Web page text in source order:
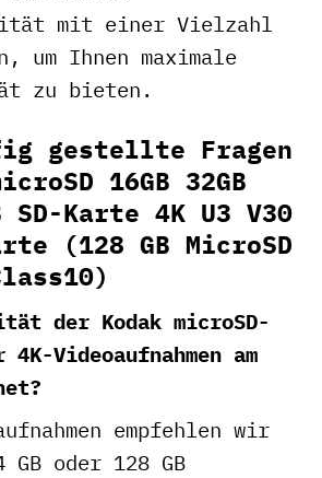
mit einer Vielzahl
um Ihnen maximale
zu bieten.
gestellte Fragen
16GB 32GB
SD-Karte 4K U3 V30
(128 GB MicroSD
der Kodak microSD-
Videoaufnahmen am
empfehlen wir
GB oder 128 GB